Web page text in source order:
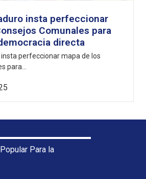
insta perfeccionar
Comunales para
directa
perfeccionar mapa de los
para...
Para la